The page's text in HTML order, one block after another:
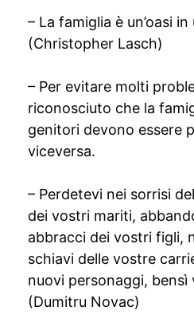
– La famiglia è un’oasi
(Christopher Lasch)
– Per evitare molti
riconosciuto che la
genitori devono essere
viceversa.
– Perdetevi nei sorrisi
dei vostri mariti,
abbracci dei vostri figli,
schiavi delle vostre
nuovi personaggi,
(Dumitru Novac)